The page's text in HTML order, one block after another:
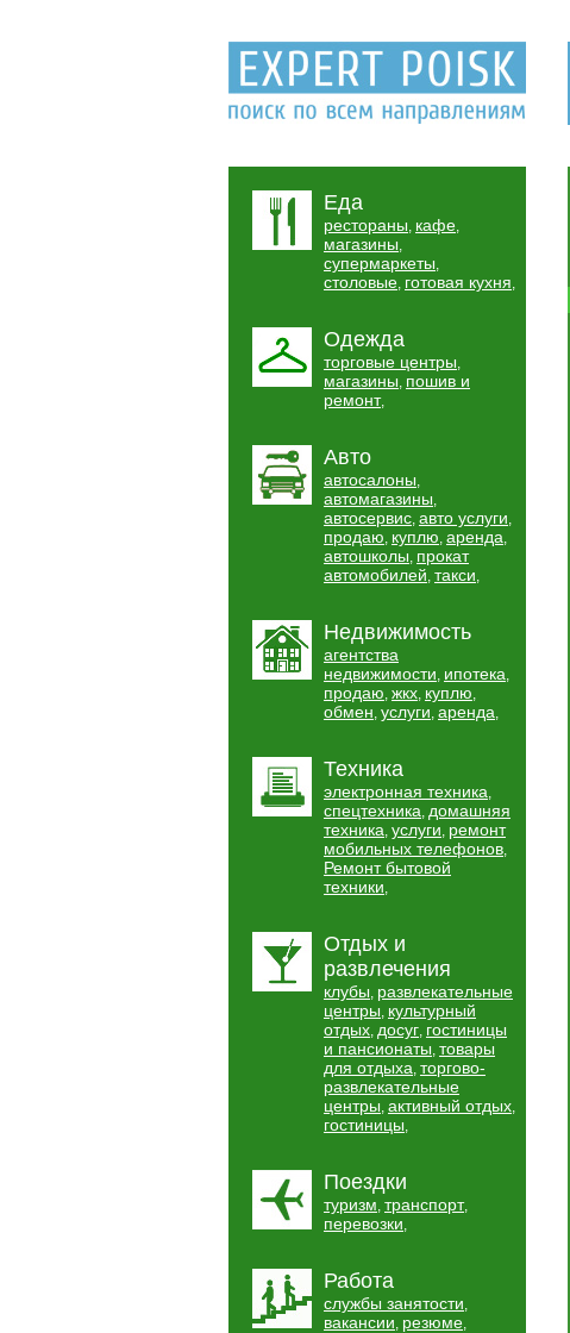
Еда
рестораны, кафе,
магазины,
супермаркеты,
столовые, готовая кухня,
Одежда
торговые центры,
магазины, пошив и
ремонт,
Авто
автосалоны,
автомагазины,
автосервис, авто услуги,
продаю, куплю, аренда,
автошколы, прокат
автомобилей, такси,
Недвижимость
агентства
недвижимости, ипотека,
продаю, жкх, куплю,
обмен, услуги, аренда,
Техника
электронная техника,
спецтехника, домашняя
техника, услуги, ремонт
мобильных телефонов,
Ремонт бытовой
техники,
Отдых и
развлечения
клубы, развлекательные
центры, культурный
отдых, досуг, гостиницы
и пансионаты, товары
для отдыха, торгово-
развлекательные
центры, активный отдых,
гостиницы,
Поездки
туризм, транспорт,
перевозки,
Работа
службы занятости,
вакансии, резюме,